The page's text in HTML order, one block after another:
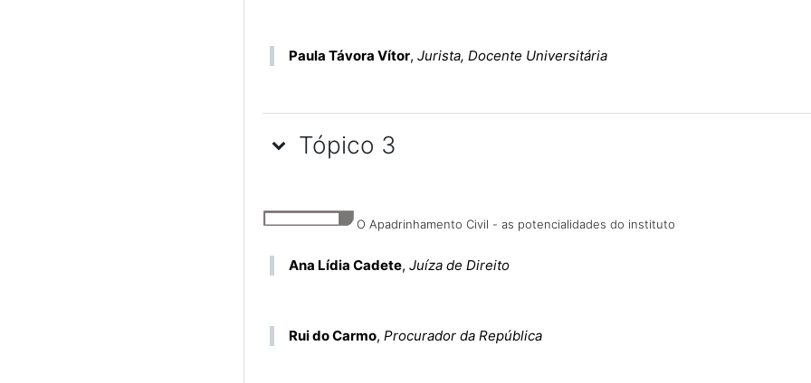
Paula Távora Vítor, Jurista, Docente Universitária
Tópico 3
O Apadrinhamento Civil - as potencialidades do instituto
Ana Lídia Cadete, Juíza de Direito
Rui do Carmo, Procurador da República